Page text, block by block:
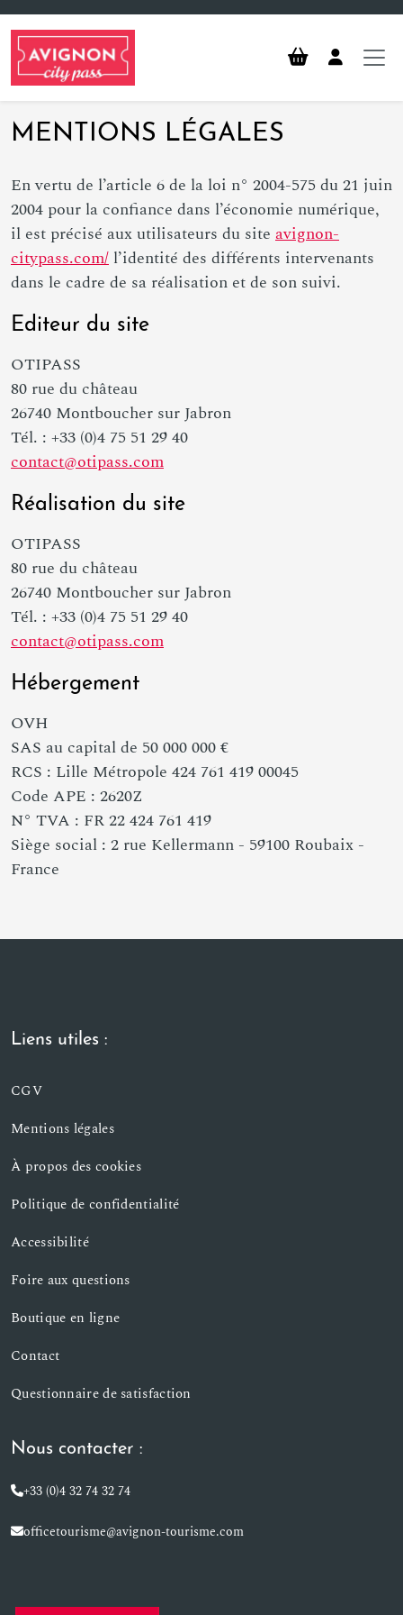
MENTIONS LÉGALES
En vertu de l’article 6 de la loi n° 2004-575 du 21 juin
2004 pour la confiance dans l’économie numérique,
il est précisé aux utilisateurs du site avignon-
citypass.com/ l’identité des différents intervenants
dans le cadre de sa réalisation et de son suivi.
Editeur du site
OTIPASS
80 rue du château
26740 Montboucher sur Jabron
Tél. : +33 (0)4 75 51 29 40
contact@otipass.com
Réalisation du site
OTIPASS
80 rue du château
26740 Montboucher sur Jabron
Tél. : +33 (0)4 75 51 29 40
contact@otipass.com
Hébergement
OVH
SAS au capital de 50 000 000 €
RCS : Lille Métropole 424 761 419 00045
Code APE : 2620Z
N° TVA : FR 22 424 761 419
Siège social : 2 rue Kellermann - 59100 Roubaix -
France
Liens utiles :
CGV
Mentions légales
À propos des cookies
Politique de confidentialité
Accessibilité
Foire aux questions
Boutique en ligne
Contact
Questionnaire de satisfaction
Nous contacter :
+33 (0)4 32 74 32 74
officetourisme@avignon-tourisme.com